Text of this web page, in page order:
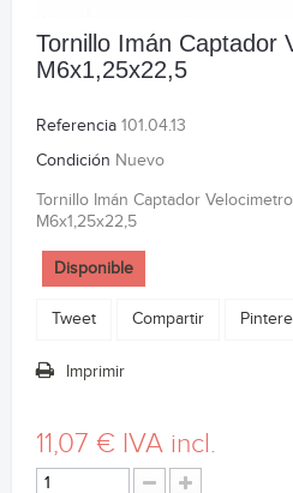
Tornillo Imán Captador
M6x1,25x22,5
Referencia 101.04.13
Condición Nuevo
Tornillo Imán Captador
M6x1,25x22,5
Disponible
Tweet Compartir
Imprimir
11,07 € IVA incl.